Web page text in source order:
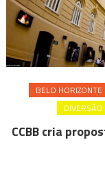
BELO HORIZONTE
DIVERSÃO
CCBB cria